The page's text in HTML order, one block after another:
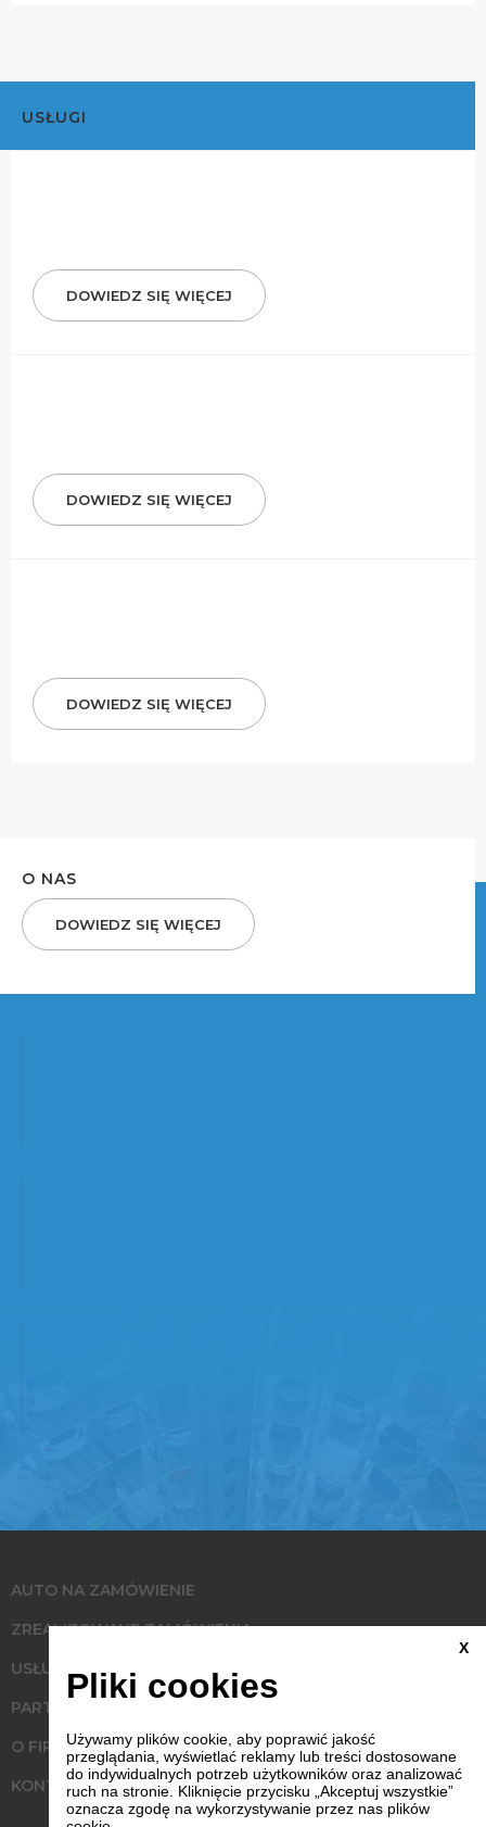
USŁUGI
DOWIEDZ SIĘ WIĘCEJ
DOWIEDZ SIĘ WIĘCEJ
DOWIEDZ SIĘ WIĘCEJ
O NAS
DOWIEDZ SIĘ WIĘCEJ
AUTO NA ZAMÓWIENIE
ZREALIZOWANE ZAMÓWIENIA
USŁUGI
PARTNERZY
O FIRMIE
KONTAKT
X
Pliki cookies
Używamy plików cookie, aby poprawić jakość
przeglądania, wyświetlać reklamy lub treści dostosowane
do indywidualnych potrzeb użytkowników oraz analizować
ruch na stronie. Kliknięcie przycisku „Akceptuj wszystkie”
oznacza zgodę na wykorzystywanie przez nas plików